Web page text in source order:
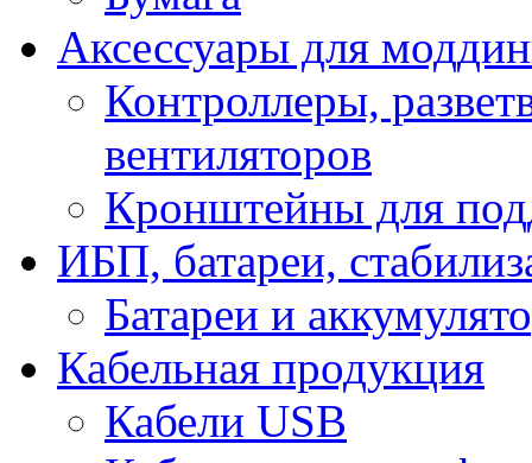
Аксессуары для
Контроллеры,
вентиляторов
Кронштейны для
ИБП, батареи,
Батареи и
Кабельная продукция
Кабели USB